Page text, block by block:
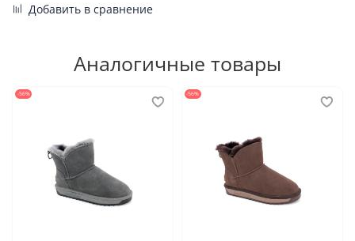
Добавить в сравнение
Аналогичные товары
-56% -56%